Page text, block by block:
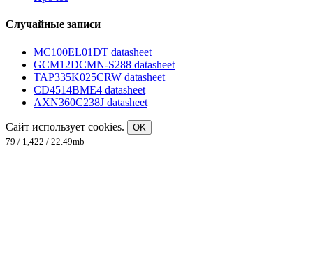
Случайные записи
MC100EL01DT datasheet
GCM12DCMN-S288 datasheet
TAP335K025CRW datasheet
CD4514BME4 datasheet
AXN360C238J datasheet
Сайт использует cookies.
OK
79 / 1,422 / 22.49mb